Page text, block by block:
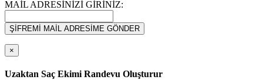
MAİL ADRESİNİZİ GİRİNİZ:
ŞİFREMİ MAİL ADRESİME GÖNDER
×
Uzaktan Saç Ekimi Randevu Oluşturur